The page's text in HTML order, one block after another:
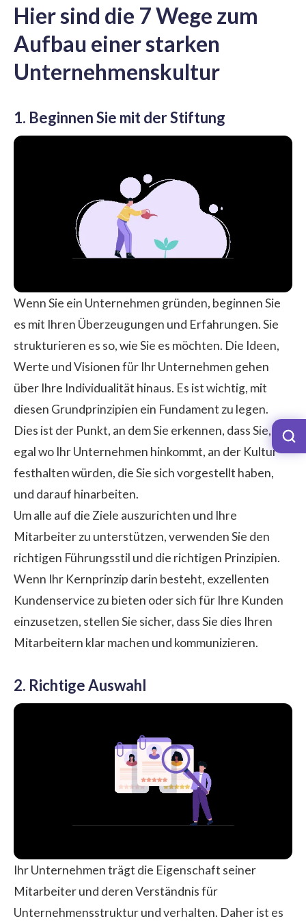
Hier sind die 7 Wege zum
Aufbau einer starken
Unternehmenskultur
1. Beginnen Sie mit der Stiftung
Wenn Sie ein Unternehmen gründen, beginnen Sie
es mit Ihren Überzeugungen und Erfahrungen. Sie
strukturieren es so, wie Sie es möchten. Die Ideen,
Werte und Visionen für Ihr Unternehmen gehen
über Ihre Individualität hinaus. Es ist wichtig, mit
diesen Grundprinzipien ein Fundament zu legen.
Dies ist der Punkt, an dem Sie erkennen, dass Sie,
egal wo Ihr Unternehmen hinkommt, an der Kultur
festhalten würden, die Sie sich vorgestellt haben,
und darauf hinarbeiten.
Um alle auf die Ziele auszurichten und Ihre
Mitarbeiter zu unterstützen, verwenden Sie den
richtigen Führungsstil und die richtigen Prinzipien.
Wenn Ihr Kernprinzip darin besteht, exzellenten
Kundenservice zu bieten oder sich für Ihre Kunden
einzusetzen, stellen Sie sicher, dass Sie dies Ihren
Mitarbeitern klar machen und kommunizieren.
2. Richtige Auswahl
Ihr Unternehmen trägt die Eigenschaft seiner
Mitarbeiter und deren Verständnis für
Unternehmensstruktur und verhalten. Daher ist es